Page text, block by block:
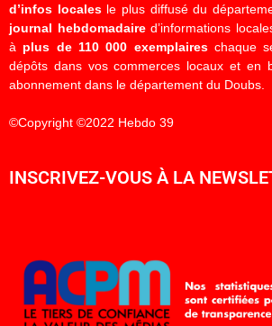
d’infos localesle plus diffusé du
journal hebdomadaired’informations
à plus de 110 000 exemplaireschaque
dépôts dans vos commerces locaux et en
abonnement dans le département du Doubs.
©Copyright ©2022 Hebdo 39
INSCRIVEZ-VOUS À LA